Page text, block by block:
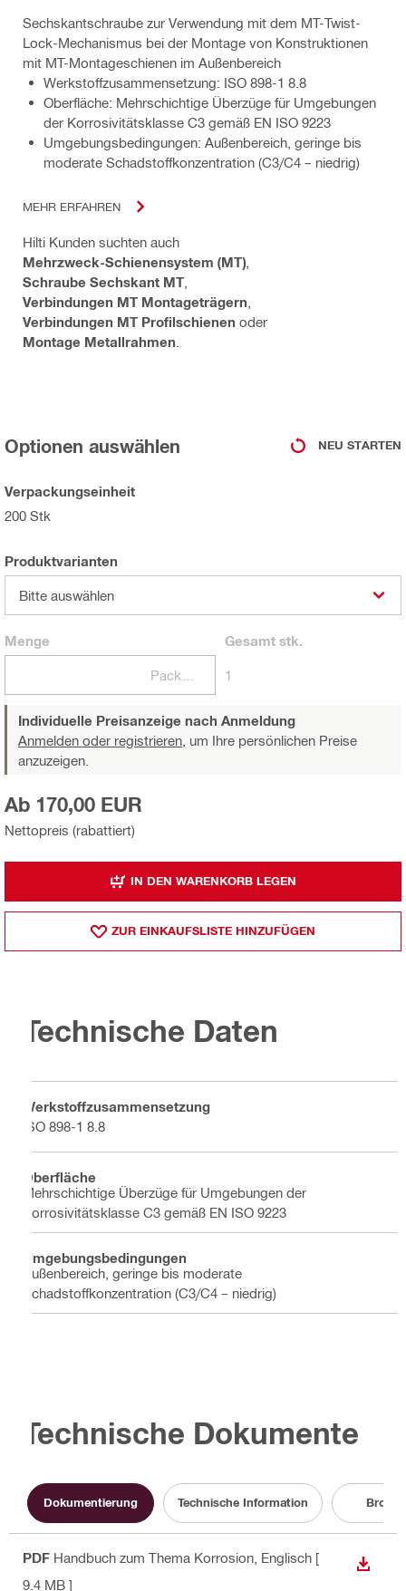
Sechskantschraube zur Verwendung mit dem MT-Twist-
Lock-Mechanismus bei der Montage von Konstruktionen
mit MT-Montageschienen im Außenbereich
Werkstoffzusammensetzung: ISO 898-1 8.8
Oberfläche: Mehrschichtige Überzüge für Umgebungen
der Korrosivitätsklasse C3 gemäß EN ISO 9223
Umgebungsbedingungen: Außenbereich, geringe bis
moderate Schadstoffkonzentration (C3/C4 – niedrig)
MEHR ERFAHREN
Hilti Kunden suchten auch
Mehrzweck-Schienensystem (MT)
Schraube Sechskant MT
Verbindungen MT Montageträgern
Verbindungen MT Profilschienen oder
Montage Metallrahmen
Optionen auswählen NEU STARTEN
Verpackungseinheit
200 Stk
Produktvarianten
Bitte auswählen
Menge Gesamtstk.
1
Individuelle Preisanzeige nach Anmeldung
Anmelden oder registrieren, um Ihre persönlichen Preise
anzuzeigen.
Nettopreis (rabattiert)
Ab 170,00 EUR
IN DEN WARENKORB LEGEN
ZUR EINKAUFSLISTE HINZUFÜGEN
Technische Daten
Werkstoffzusammensetzung
ISO 898-1 8.8
Oberfläche
Mehrschichtige Überzüge für Umgebungen der
Korrosivitätsklasse C3 gemäß EN ISO 9223
Umgebungsbedingungen
Außenbereich, geringe bis moderate
Schadstoffkonzentration (C3/C4 – niedrig)
Technische Dokumente
Dokumentierung Technische Information
PDF Handbuch zum Thema Korrosion , Englisch [
9.4 MB ]